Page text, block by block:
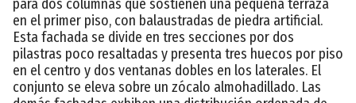
para dos columnas que sostienen una pequeña terraza
en el primer piso, con balaustradas de piedra artificial.
Esta fachada se divide en tres secciones por dos
pilastras poco resaltadas y presenta tres huecos por piso
en el centro y dos ventanas dobles en los laterales. El
conjunto se eleva sobre un zócalo almohadillado. Las